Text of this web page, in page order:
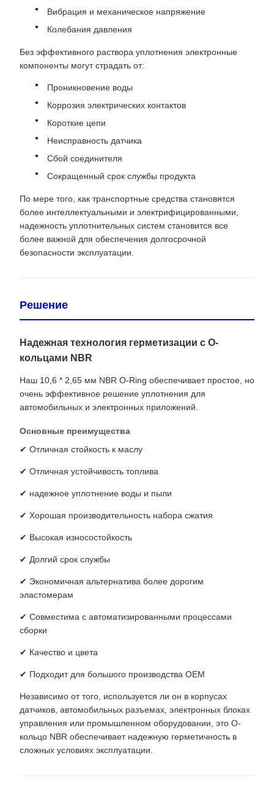
Вибрация и механическое напряжение
Колебания давления
Без эффективного раствора уплотнения электронные
компоненты могут страдать от:
Проникновение воды
Коррозия электрических контактов
Короткие цепи
Неисправность датчика
Сбой соединителя
Сокращенный срок службы продукта
По мере того, как транспортные средства становятся
более интеллектуальными и электрифицированными,
надежность уплотнительных систем становится все
более важной для обеспечения долгосрочной
безопасности эксплуатации.
Решение
Надежная технология герметизации с O-
кольцами NBR
Наш 10,6 * 2,65 мм NBR O-Ring обеспечивает простое, но
очень эффективное решение уплотнения для
автомобильных и электронных приложений.
Основные преимущества
✔ Отличная стойкость к маслу
✔ Отличная устойчивость топлива
✔ надежное уплотнение воды и пыли
✔ Хорошая производительность набора сжатия
✔ Высокая износостойкость
✔ Долгий срок службы
✔ Экономичная альтернатива более дорогим
эластомерам
✔ Совместима с автоматизированными процессами
сборки
✔ Качество и цвета
✔ Подходит для большого производства OEM
Независимо от того, используется ли он в корпусах
датчиков, автомобильных разъемах, электронных блоках
управления или промышленном оборудовании, это O-
кольцо NBR обеспечивает надежную герметичность в
сложных условиях эксплуатации.